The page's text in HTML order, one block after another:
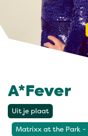
A*Fever
Uit je plaat
Matrixx at the Park